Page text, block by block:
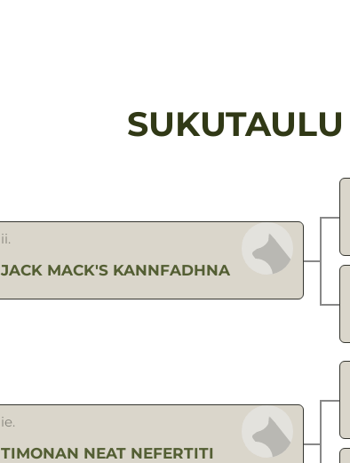
SUKUTAULU
ii.
JACK MACK'S KANNFADHNA
ie.
TIMONAN NEAT NEFERTITI